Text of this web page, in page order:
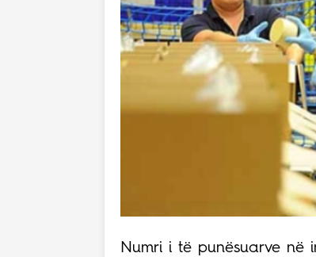
Numri i të punësuarve në